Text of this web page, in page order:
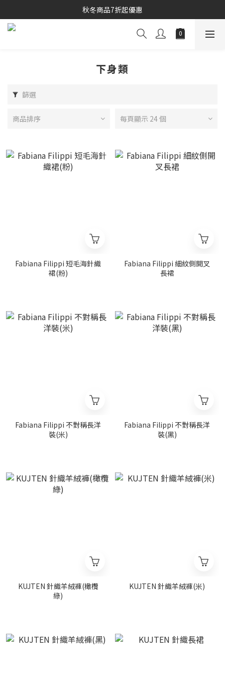
秋冬商品7折起優惠
秋冬商品7折起優惠
線上購物專區 精選 5 折
下身類
篩選
商品排序 每頁顯示 24 個
Fabiana Filippi 短毛海針織
裙(粉)
Fabiana Filippi 細紋側開叉
長裙
Fabiana Filippi 不對稱長洋
裝(米)
Fabiana Filippi 不對稱長洋
裝(黑)
KUJTEN 針織羊絨褲(橄欖
綠)
KUJTEN 針織羊絨褲(米)